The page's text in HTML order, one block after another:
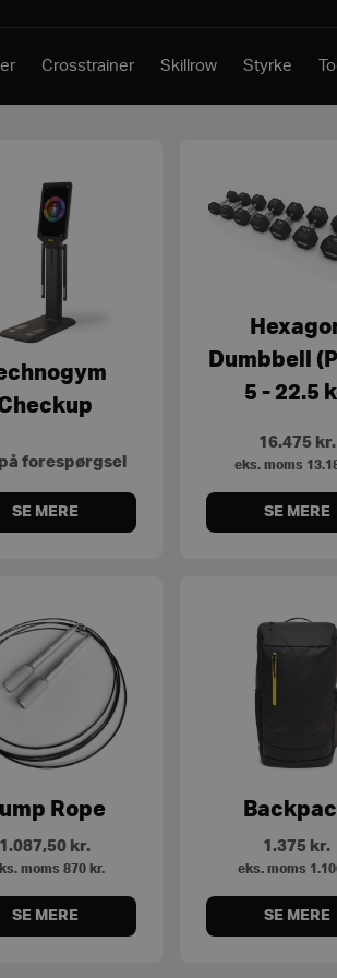
Crosstrainer Skillrow Styrke
forespørgsel
SE MERE
Dumbbell
5 - 22.5
16.475 kr.
eks. moms
SE MERE
Rope
1.087,50 kr.
moms870 kr.
SE MERE
1.375 kr.
eks. moms
SE MERE